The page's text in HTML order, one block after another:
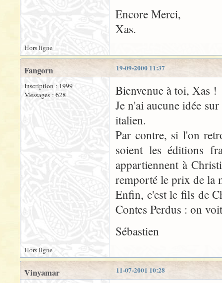
Encore Merci,
Xas.
Hors ligne
19-09-2000 11:37
Fangorn
Inscription : 1999
Messages : 628
Bienvenue à toi, Xas !
Je n'ai aucune idée
italien.
Par contre, si l'on
soient les éditions
appartiennent à
remporté le prix de la
Enfin, c'est le fils de
Contes Perdus : on
Sébastien
Hors ligne
11-07-2001 10:28
Vinyamar